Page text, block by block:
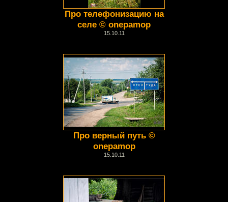
Про телефонизацию на
селе © onepamop
15.10.11
Про верный путь ©
onepamop
15.10.11